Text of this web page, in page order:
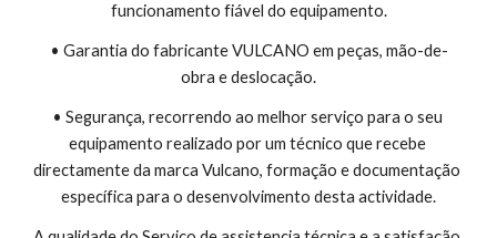
funcionamento fiável do equipamento.
• Garantia do fabricante VULCANO em peças, mão-de-
obra e deslocação.
• Segurança, recorrendo ao melhor serviço para o seu
equipamento realizado por um técnico que recebe
directamente da marca Vulcano, formação e documentação
específica para o desenvolvimento desta actividade.